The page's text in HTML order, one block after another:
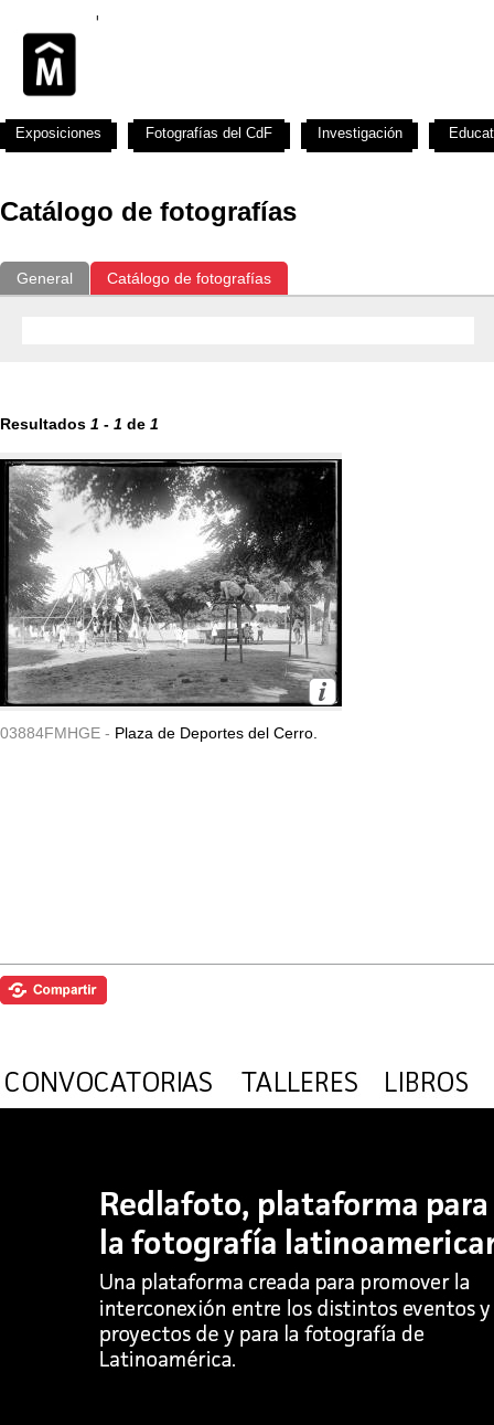
Catálogo de fotografías
General Catálogo de fotografías
Resultados 1 - 1 de 1
03884FMHGE - Plaza de Deportes del Cerro.
Exposiciones Fotografías del CdF Investigación